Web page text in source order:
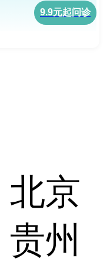
9.9元起问诊
北京
贵州